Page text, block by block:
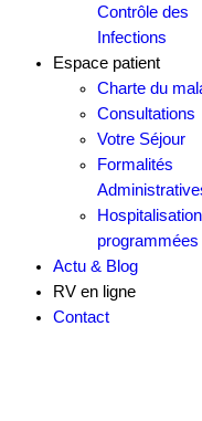
Contrôle des
Infections
Espace patient
Charte du
Consultations
Votre Séjour
Formalités
programmées
Actu & Blog
RV en ligne
Contact